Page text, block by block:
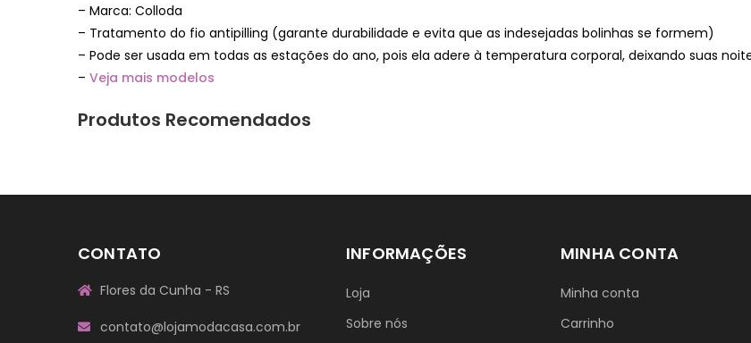
– Marca: Colloda
– Tratamento do fio antipilling (garante durabilidade e evita que as indesejadas bolinhas se formem)
– Pode ser usada em todas as estações do ano, pois ela adere à temperatura corporal, deixando suas
– Veja mais modelos
Produtos Recomendados
CONTATO
Flores da Cunha - RS
contato@lojamodacasa.com.br
INFORMAÇÕES
Loja
Sobre nós
MINHA CONTA
Minha conta
Carrinho